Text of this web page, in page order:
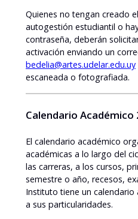
Quienes no tengan creado
autogestión estudiantil o
contraseña, deberán
activación enviando un
bedelia@artes.udelar.edu.uy
escaneada o fotografiada.
Calendario Académico
El calendario académico
académicas a lo largo del
las carreras, a los cursos,
semestre o año, recesos,
Instituto tiene un
a sus particularidades.